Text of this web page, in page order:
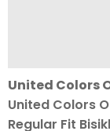
United Colors
United Colors
Regular Fit